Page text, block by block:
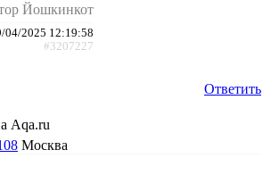
Йошкинкот
04/2025 12:19:58
#3207227
Ответить
Aqa.ru
Москва